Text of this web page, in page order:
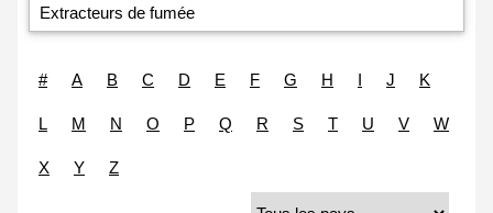
Extracteurs de fumée
# A B C D E F G H I J K
L M N O P Q R S T U V W
X Y Z